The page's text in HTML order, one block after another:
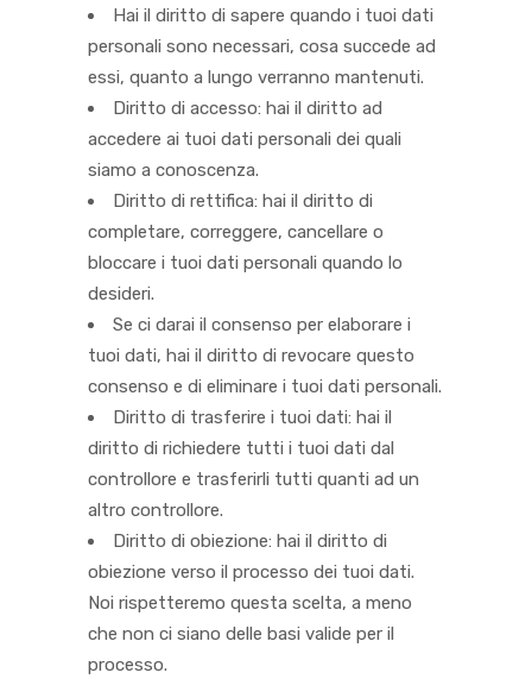
Hai il diritto di sapere quando i tuoi dati
personali sono necessari, cosa succede ad
essi, quanto a lungo verranno mantenuti.
Diritto di accesso: hai il diritto ad
accedere ai tuoi dati personali dei quali
siamo a conoscenza.
Diritto di rettifica: hai il diritto di
completare, correggere, cancellare o
bloccare i tuoi dati personali quando lo
desideri.
Se ci darai il consenso per elaborare i
tuoi dati, hai il diritto di revocare questo
consenso e di eliminare i tuoi dati personali.
Diritto di trasferire i tuoi dati: hai il
diritto di richiedere tutti i tuoi dati dal
controllore e trasferirli tutti quanti ad un
altro controllore.
Diritto di obiezione: hai il diritto di
obiezione verso il processo dei tuoi dati.
Noi rispetteremo questa scelta, a meno
che non ci siano delle basi valide per il
processo.